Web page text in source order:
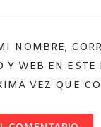
NOMBRE,
Y WEB EN ESTE
VEZ QUE